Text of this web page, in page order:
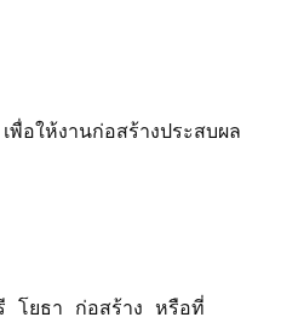
อให้งานก่อสร้างประสบผล
โยธา ก่อสร้าง หรือที่